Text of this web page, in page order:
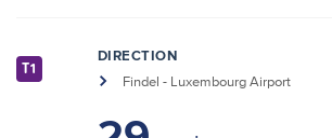
T1
DIRECTION
Findel - Luxembourg Airport